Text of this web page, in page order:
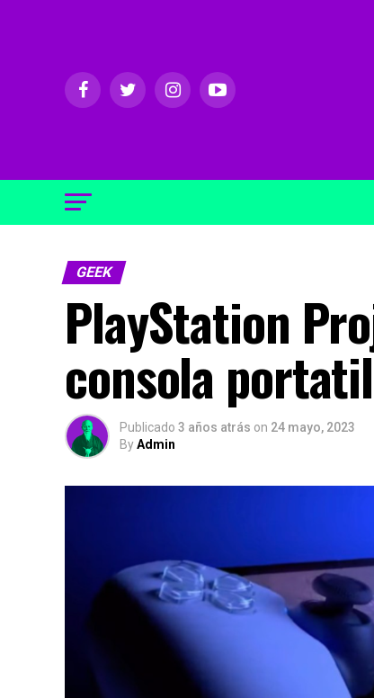
GEEK
PlayStation
consola
Publicado 3 años atrás on 24 mayo, 2023
ByAdmin